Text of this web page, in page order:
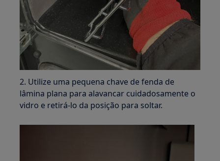
2. Utilize uma pequena chave de fenda de
lâmina plana para alavancar cuidadosamente o
vidro e retirá-lo da posição para soltar.